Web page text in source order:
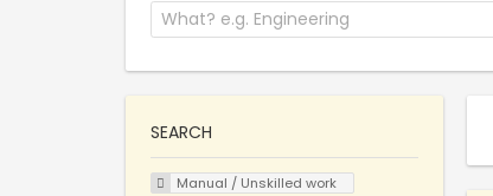
SEARCH
Manual / Unskilled work